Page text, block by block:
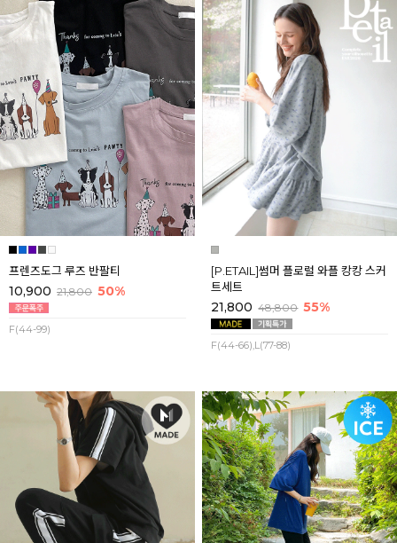
프렌즈도그 루즈 반팔티
10,900 21,800 50%
F(44-99)
[P.ETAIL]썸머 플로럴 와플 캉캉 스커
트세트
21,800 48,800 55%
F(44-66),L(77-88)